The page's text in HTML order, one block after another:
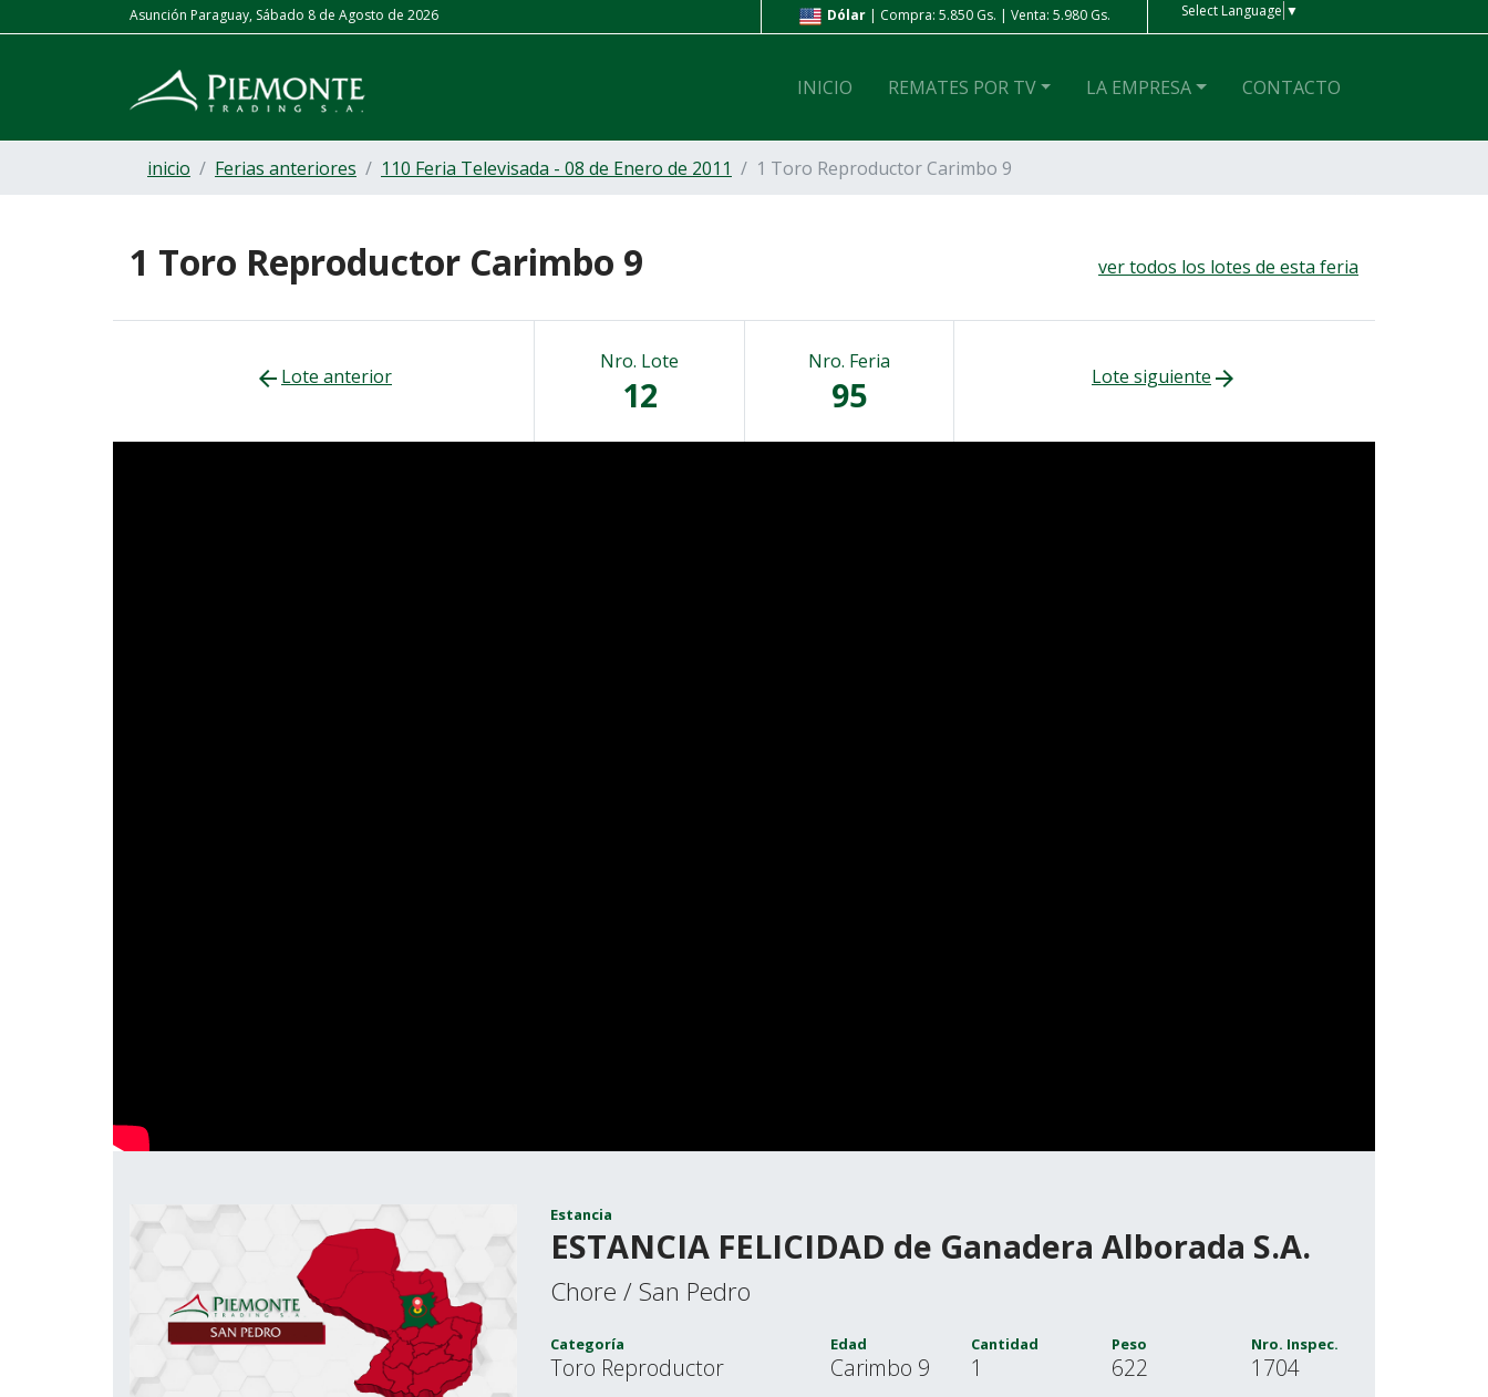
Asunción Paraguay, Sábado 8 de Agosto de 2026
| Compra: 6.800 Gs. | Venta: 7.200 Gs. Peso Ar| Compra: 4 Gs. | Venta: 4 Gs. Real| Compra: 1.100 Gs. | Venta: 1.170
Select Language ▼
INICIO REMATES POR TV LA EMPRESA CONTACTO
inicio Ferias anteriores 110 Feria Televisada - 08 de Enero de 2011 1 Toro Reproductor Carimbo 9
1 Toro Reproductor Carimbo 9 ver todos los lotes de esta feria
arrow_back Lote anterior
Nro. Lote
12
Nro. Feria
95 Lote siguiente arrow_forward
Estancia
ESTANCIA FELICIDAD de Ganadera Alborada S.A.
Chore / San Pedro
Categoría
Toro Reproductor
Edad
Carimbo 9
Cantidad
1
Peso
622
Nro. Inspec.
1704